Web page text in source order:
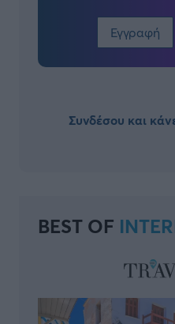
Εγγραφή
Συνδέσου και
BEST OF